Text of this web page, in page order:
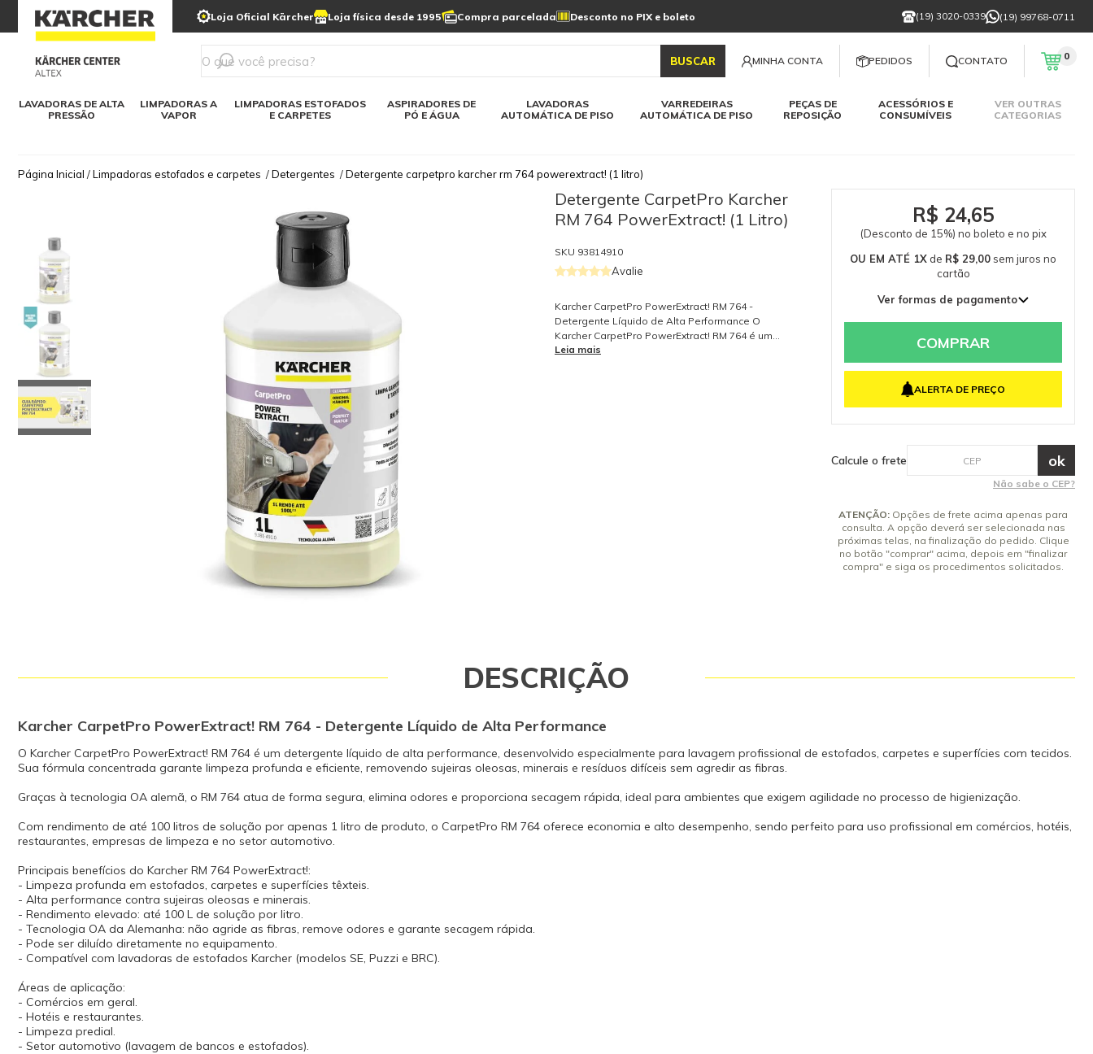
Loja Oficial Kärcher Loja física desde 1995 Compra parcelada Desconto no PIX e boleto (19) 3020-0339 (19) 99768-0711
BUSCAR MINHA CONTA PEDIDOS CONTATO 0
LAVADORAS DE ALTA
PRESSÃO
Detergentes
Linha a bateria
LIMPADORAS A
VAPOR
LIMPADORAS ESTOFADOS
E CARPETES
ASPIRADORES DE
PÓ E ÁGUA
Linha a bateria
LAVADORAS
AUTOMÁTICA DE PISO
VARREDEIRAS
AUTOMÁTICA DE PISO
PEÇAS DE
REPOSIÇÃO
Lavadoras automática
Varredeiras automática
ACESSÓRIOS E
CONSUMÍVEIS
Varredeiras automática
VER OUTRAS
CATEGORIAS
Kärcher para o lar Soluções digitais
Limpeza de painel
solar
Página Inicial /Limpadoras estofados e carpetes /Detergentes /Detergente carpetpro karcher rm 764 powerextract! (1 litro)
Detergente CarpetPro Karcher
RM 764 PowerExtract! (1 Litro)
SKU 93814910
Avalie
Karcher CarpetPro PowerExtract! RM 764 -
Detergente Líquido de Alta Performance O
Karcher CarpetPro PowerExtract! RM 764 é um
detergente líquido de alta performance,
remove odores e garante secagem rápida. - Pode
ser diluído diretamente no equipamento. -
Comércios em geral. - Hotéis e restaurantes. -
bancos e estofados). O CarpetPro PowerExtract!
RM 764 Karcher é a escolha ideal para quem
busca resultados profissionais, economia e
qualidade premium na limpeza de tecidos e
Karcher RM 764 PowerExtract! (1 Litro) Dados
Leia mais
R$ 24,65
(Desconto de 15%) no boleto e no pix
OU EM ATÉ 1X de R$ 29,00 sem juros no
cartão
Ver formas de pagamento
COMPRAR
ALERTA DE PREÇO
Calcule o frete
Não sabe o CEP?
ATENÇÃO: Opções de frete acima apenas para
consulta. A opção deverá ser selecionada nas
próximas telas, na finalização do pedido. Clique
no botão "comprar" acima, depois em "finalizar
compra" e siga os procedimentos solicitados.
DESCRIÇÃO
Karcher CarpetPro PowerExtract! RM 764 - Detergente Líquido de Alta Performance
O Karcher CarpetPro PowerExtract! RM 764 é um detergente líquido de alta performance, desenvolvido especialmente para lavagem profissional de estofados, carpetes e superfícies com tecidos.
Sua fórmula concentrada garante limpeza profunda e eficiente, removendo sujeiras oleosas, minerais e resíduos difíceis sem agredir as fibras.
Graças à tecnologia OA alemã, o RM 764 atua de forma segura, elimina odores e proporciona secagem rápida, ideal para ambientes que exigem agilidade no processo de higienização.
Com rendimento de até 100 litros de solução por apenas 1 litro de produto, o CarpetPro RM 764 oferece economia e alto desempenho, sendo perfeito para uso profissional em comércios, hotéis,
restaurantes, empresas de limpeza e no setor automotivo.
Principais benefícios do Karcher RM 764 PowerExtract!:
- Limpeza profunda em estofados, carpetes e superfícies têxteis.
- Alta performance contra sujeiras oleosas e minerais.
- Rendimento elevado: até 100 L de solução por litro.
- Tecnologia OA da Alemanha: não agride as fibras, remove odores e garante secagem rápida.
- Pode ser diluído diretamente no equipamento.
- Compatível com lavadoras de estofados Karcher (modelos SE, Puzzi e BRC).
Áreas de aplicação:
- Comércios em geral.
- Hotéis e restaurantes.
- Limpeza predial.
- Setor automotivo (lavagem de bancos e estofados).